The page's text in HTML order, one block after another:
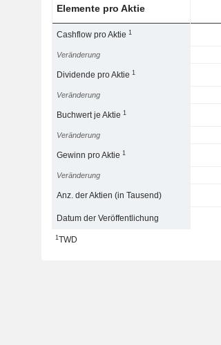
Elemente pro Aktie
Cashflow pro Aktie1
Veränderung
Dividende pro Aktie1
Veränderung
Buchwert je Aktie1
Veränderung
Gewinn pro Aktie1
Veränderung
Anz. der Aktien (in Tausend)
Datum der Veröffentlichung
1TWD